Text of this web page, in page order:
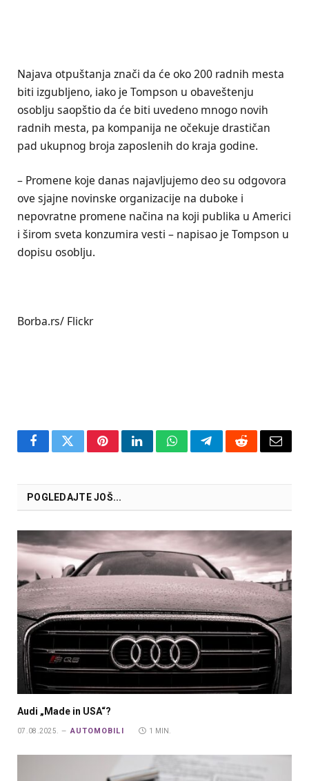
Najava otpuštanja znači da će oko 200 radnih mesta
biti izgubljeno, iako je Tompson u obaveštenju
osoblju saopštio da će biti uvedeno mnogo novih
radnih mesta, pa kompanija ne očekuje drastičan
pad ukupnog broja zaposlenih do kraja godine.
– Promene koje danas najavljujemo deo su odgovora
ove sjajne novinske organizacije na duboke i
nepovratne promene načina na koji publika u Americi
i širom sveta konzumira vesti – napisao je Tompson u
dopisu osoblju.
Borba.rs/ Flickr
FacebookTwitterPinterestLinkedInWhatsAppTelegramRedditEmail
POGLEDAJTE JOŠ...
Audi „Made in USA“?
07.08.2025. AUTOMOBILI 1 MIN.